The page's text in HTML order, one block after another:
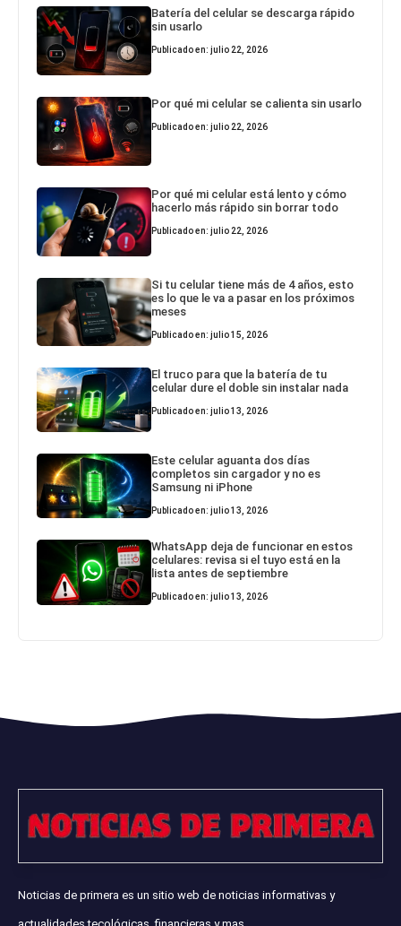
Batería del celular se descarga rápido
sin usarlo
Publicado en: julio 22, 2026
Por qué mi celular se calienta sin usarlo
Publicado en: julio 22, 2026
Por qué mi celular está lento y cómo
hacerlo más rápido sin borrar todo
Publicado en: julio 22, 2026
Si tu celular tiene más de 4 años, esto
es lo que le va a pasar en los próximos
meses
Publicado en: julio 15, 2026
El truco para que la batería de tu
celular dure el doble sin instalar nada
Publicado en: julio 13, 2026
Este celular aguanta dos días
completos sin cargador y no es
Samsung ni iPhone
Publicado en: julio 13, 2026
WhatsApp deja de funcionar en estos
celulares: revisa si el tuyo está en la
lista antes de septiembre
Publicado en: julio 13, 2026
Noticias de primera es un sitio web de noticias informativas y